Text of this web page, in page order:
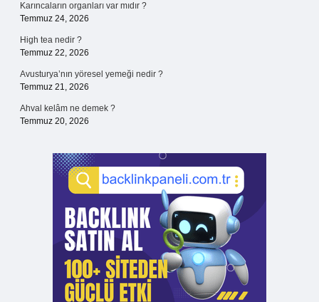
Karıncaların organları var mıdır ?
Temmuz 24, 2026
High tea nedir ?
Temmuz 22, 2026
Avusturya’nın yöresel yemeği nedir ?
Temmuz 21, 2026
Ahval kelâm ne demek ?
Temmuz 20, 2026